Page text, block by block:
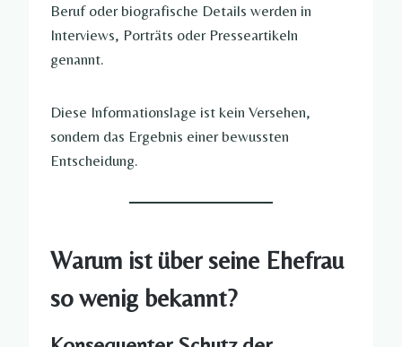
Beruf oder biografische Details werden in
Interviews, Porträts oder Presseartikeln
genannt.
Diese Informationslage ist kein Versehen,
sondern das Ergebnis einer bewussten
Entscheidung.
Warum ist über seine Ehefrau
so wenig bekannt?